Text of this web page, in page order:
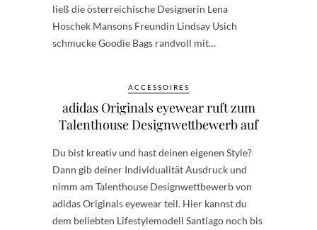
ließ die österreichische Designerin Lena
Hoschek Mansons Freundin Lindsay Usich
schmucke Goodie Bags randvoll mit…
ACCESSOIRES
adidas Originals eyewear ruft zum
Talenthouse Designwettbewerb auf
Du bist kreativ und hast deinen eigenen Style?
Dann gib deiner Individualität Ausdruck und
nimm am Talenthouse Designwettbewerb von
adidas Originals eyewear teil. Hier kannst du
dem beliebten Lifestylemodell Santiago noch bis